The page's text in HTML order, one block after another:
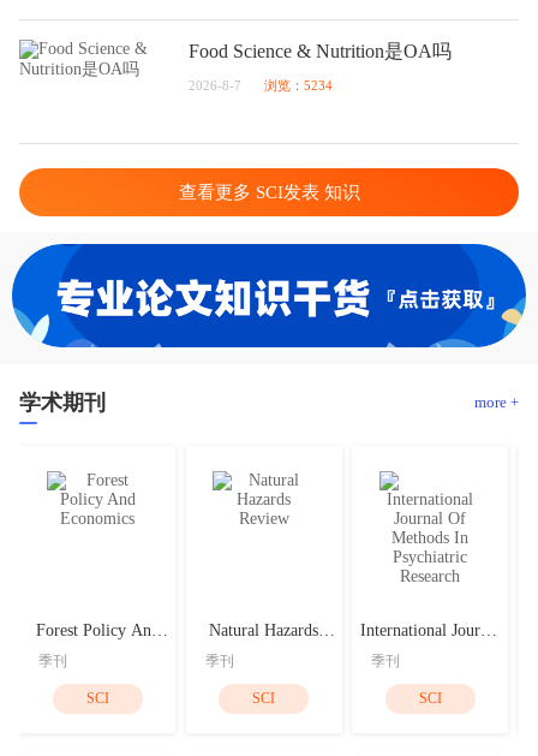
Food Science & Nutrition是OA吗
2026-8-7 浏览：5234
查看更多 SCI发表 知识
学术期刊 more +
Forest Policy And
Economics
季刊
SCI
Natural Hazards
季刊
SCI
International Journal
Of Methods In
Psychiatric Research
季刊
SCI